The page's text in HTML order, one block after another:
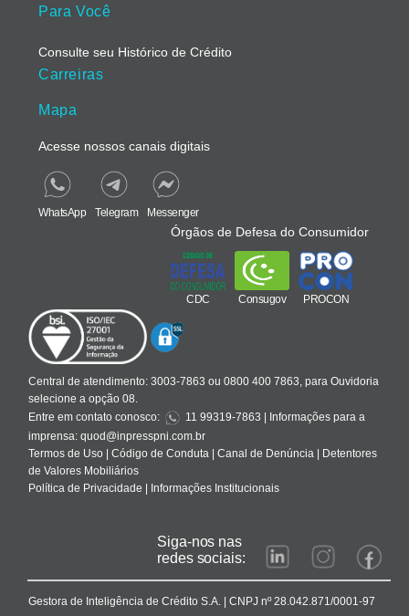
Para Você
Consulte seu Histórico de Crédito
Carreiras
Mapa
Acesse nossos canais digitais
WhatsApp Telegram Messenger
Órgãos de Defesa do Consumidor
CDC Consugov PROCON
Central de atendimento: 3003-7863 ou 0800 400 7863, para Ouvidoria
selecione a opção 08.
Entre em contato conosco:
11 99319-7863
| Informações para a
imprensa: quod@inpresspni.com.br
Termos de Uso
Código de Conduta Canal de Denúncia
Detentores
de Valores Mobiliários
Política de Privacidade
Informações Institucionais
Siga-nos nas
redes sociais:
Gestora de Inteligência de Crédito S.A. | CNPJ nº 28.042.871/0001-97